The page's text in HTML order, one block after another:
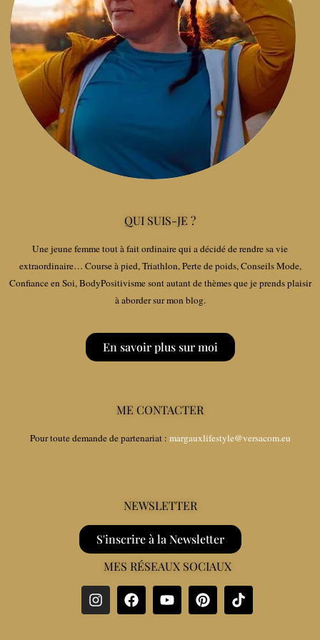
QUI SUIS-JE ?
Une jeune femme tout à fait ordinaire qui a décidé de rendre sa vie
extraordinaire… Course à pied, Triathlon, Perte de poids, Conseils Mode,
Confiance en Soi, BodyPositivisme sont autant de thèmes que je prends plaisir
à aborder sur mon blog.
En savoir plus sur moi
ME CONTACTER
Pour toute demande de partenariat : margauxlifestyle@versacom.eu
NEWSLETTER
S'inscrire à la Newsletter
MES RÉSEAUX SOCIAUX